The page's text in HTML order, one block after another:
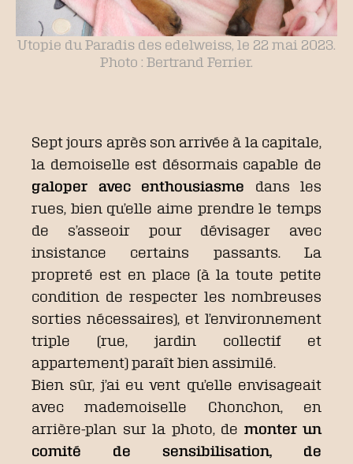
Utopie du Paradis des edelweiss, le 22 mai 2023.
Photo : Bertrand Ferrier.
Sept jours après son arrivée à la capitale,
la demoiselle est désormais capable de
galoper avec enthousiasme dans les
rues, bien qu’elle aime prendre le temps
de s’asseoir pour dévisager avec
insistance certains passants. La
propreté est en place (à la toute petite
condition de respecter les nombreuses
sorties nécessaires), et l’environnement
triple (rue, jardin collectif et
appartement) paraît bien assimilé.
Bien sûr, j’ai eu vent qu’elle envisageait
avec mademoiselle Chonchon, en
arrière-plan sur la photo, de monter un
comité de sensibilisation, de